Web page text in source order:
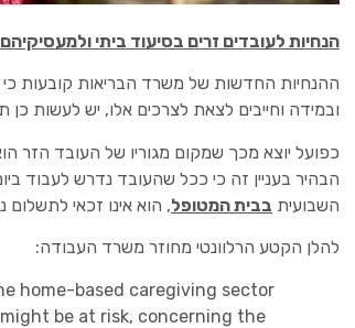
הנחיות לעובדים זרים בסיעוד ביתי
ההנחיות החדשות של משרד הבריאות קובעות כי
ובמידה וחייבים לצאת לצרכים אלו, יש לעשות כן תוך שמירת
כפועל יוצא מכך שמקום מגוריו של העובד הזר
הבהיר בעניין זה כי ככל שהעובד נדרש
השבועית בבית המטופל, הוא אינו זכאי לתשלום
להלן הקטע הרלוונטי מחוזר משרד העבודה:
home-based caregiving sector
be at risk, concerning the